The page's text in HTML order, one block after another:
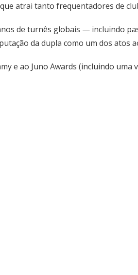
atrai tanto frequentadores de
de turnês globais — incluindo
da dupla como um dos atos
e ao Juno Awards (incluindo